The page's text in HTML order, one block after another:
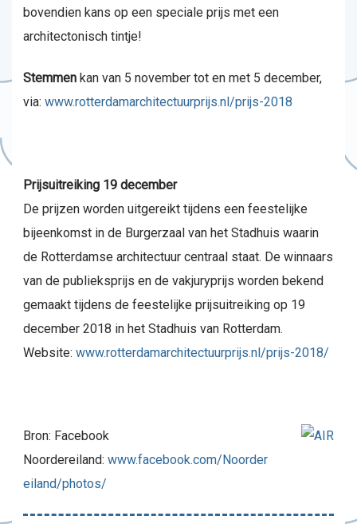
bovendien kans op een speciale prijs met een
architectonisch tintje!
Stemmen kan van 5 november tot en met 5 december,
via: www.rotterdamarchitectuurprijs.nl/prijs-2018
Prijsuitreiking 19 december
De prijzen worden uitgereikt tijdens een feestelijke
bijeenkomst in de Burgerzaal van het Stadhuis waarin
de Rotterdamse architectuur centraal staat. De winnaars
van de publieksprijs en de vakjuryprijs worden bekend
gemaakt tijdens de feestelijke prijsuitreiking op 19
december 2018 in het Stadhuis van Rotterdam.
Website: www.rotterdamarchitectuurprijs.nl/prijs-2018/
Bron: Facebook
Noordereiland: www.facebook.com/Noorder
eiland/photos/